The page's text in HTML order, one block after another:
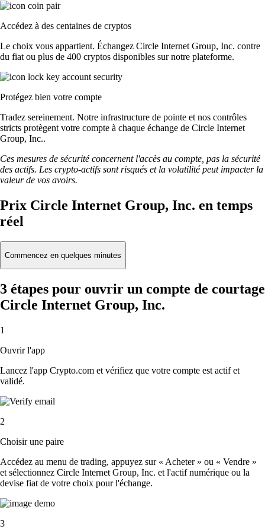
Accédez à des centaines de cryptos
Le choix vous appartient. Échangez Circle Internet Group, Inc. contre
du fiat ou plus de 400 cryptos disponibles sur notre plateforme.
Protégez bien votre compte
Tradez sereinement. Notre infrastructure de pointe et nos contrôles
stricts protègent votre compte à chaque échange de Circle Internet
Group, Inc..
Ces mesures de sécurité concernent l'accès au compte, pas la sécurité
des actifs. Les crypto-actifs sont risqués et la volatilité peut impacter la
valeur de vos avoirs.
Prix Circle Internet Group, Inc. en temps
réel
Commencez en quelques minutes
3 étapes pour ouvrir un compte de courtage
Circle Internet Group, Inc.
1
Ouvrir l'app
Lancez l'app Crypto.com et vérifiez que votre compte est actif et
validé.
2
Choisir une paire
Accédez au menu de trading, appuyez sur « Acheter » ou « Vendre »
et sélectionnez Circle Internet Group, Inc. et l'actif numérique ou la
devise fiat de votre choix pour l'échange.
3